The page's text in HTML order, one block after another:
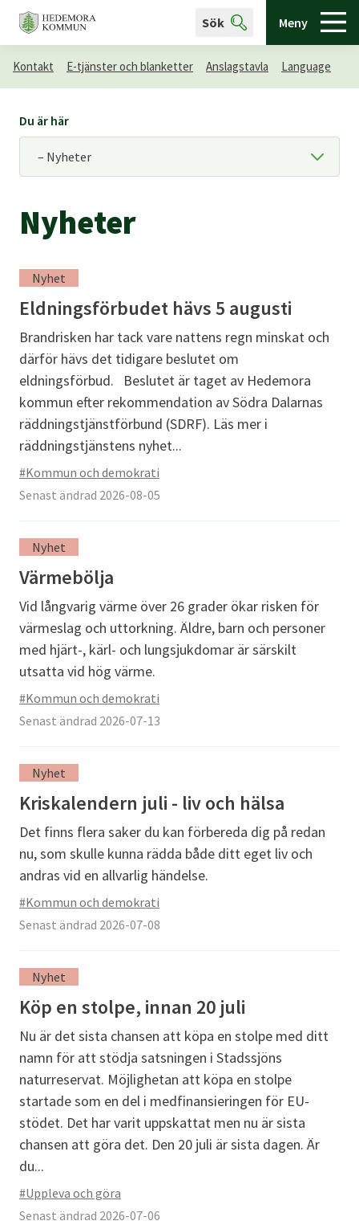
Sök Meny
Kontakt E-tjänster och blanketter Anslagstavla Language
Du är här
Nyheter
Nyhet
Eldningsförbudet hävs 5 augusti
Brandrisken har tack vare nattens regn minskat och
därför hävs det tidigare beslutet om
eldningsförbud. Beslutet är taget av Hedemora
kommun efter rekommendation av Södra Dalarnas
räddningstjänstförbund (SDRF). Läs mer i
räddningstjänstens nyhet...
#Kommun och demokrati
Senast ändrad 2026-08-05
Nyhet
Värmebölja
Vid långvarig värme över 26 grader ökar risken för
värmeslag och uttorkning. Äldre, barn och personer
med hjärt-, kärl- och lungsjukdomar är särskilt
utsatta vid hög värme.
#Kommun och demokrati
Senast ändrad 2026-07-13
Nyhet
Kriskalendern juli - liv och hälsa
Det finns flera saker du kan förbereda dig på redan
nu, som skulle kunna rädda både ditt eget liv och
andras vid en allvarlig händelse.
#Kommun och demokrati
Senast ändrad 2026-07-08
Nyhet
Köp en stolpe, innan 20 juli
Nu är det sista chansen att köpa en stolpe med ditt
namn för att stödja satsningen i Stadssjöns
naturreservat. Möjlighetan att köpa en stolpe
startade som en del i medfinansieringen för EU-
stödet. Det har varit uppskattat men nu är sista
chansen att göra det. Den 20 juli är sista dagen. Är
du...
#Uppleva och göra
Senast ändrad 2026-07-06